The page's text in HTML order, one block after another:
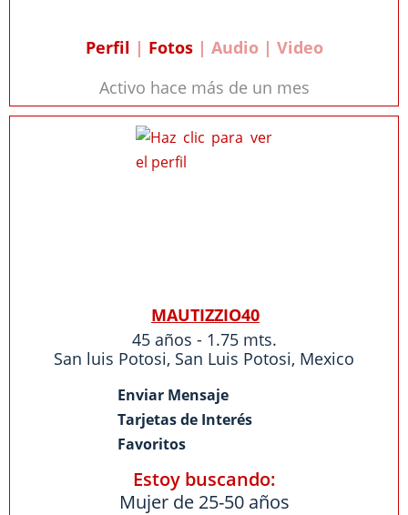
Perfil | Fotos| Audio | Video
Activo hace más de un mes
MAUTIZZIO40
45 años - 1.75 mts.
San luis Potosi, San Luis Potosi, Mexico
Enviar Mensaje
Tarjetas de Interés
Favoritos
Estoy buscando:
Mujer de 25-50 años